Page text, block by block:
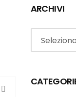
ARCHIVI
Archivi